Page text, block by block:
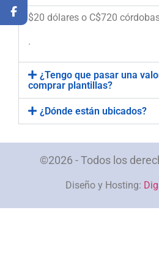
$20 dólares o C$720
.
¿Tengo que pasar una
comprar plantillas?
¿Dónde están ubicados?
©2026 - Todos los
Diseño y Hosting: